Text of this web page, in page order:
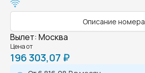
Описание номера
Вылет: Москва
Цена от
196 303,07 ₽